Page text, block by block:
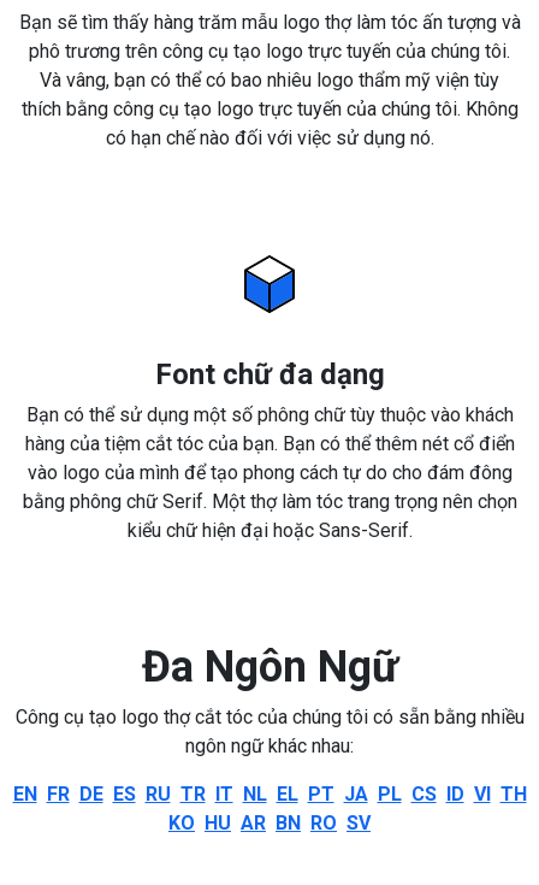
Bạn sẽ tìm thấy hàng trăm mẫu logo thợ làm tóc ấn tượng và
phô trương trên công cụ tạo logo trực tuyến của chúng tôi.
Và vâng, bạn có thể có bao nhiêu logo thẩm mỹ viện tùy
thích bằng công cụ tạo logo trực tuyến của chúng tôi. Không
có hạn chế nào đối với việc sử dụng nó.
Font chữ đa dạng
Bạn có thể sử dụng một số phông chữ tùy thuộc vào khách
hàng của tiệm cắt tóc của bạn. Bạn có thể thêm nét cổ điển
vào logo của mình để tạo phong cách tự do cho đám đông
bằng phông chữ Serif. Một thợ làm tóc trang trọng nên chọn
kiểu chữ hiện đại hoặc Sans-Serif.
Đa Ngôn Ngữ
Công cụ tạo logo thợ cắt tóc của chúng tôi có sẵn bằng nhiều
ngôn ngữ khác nhau:
EN FR DE ES RU TR IT NL EL PT JA PL CS ID VI TH
KO HU AR BN RO SV